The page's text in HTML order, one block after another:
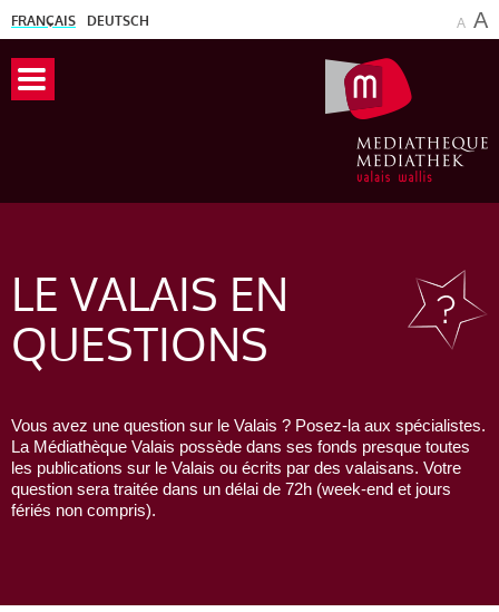
FRANÇAIS DEUTSCH A A
LE VALAIS EN
QUESTIONS
Vous avez une question sur le Valais ? Posez-la aux spécialistes.
La Médiathèque Valais possède dans ses fonds presque toutes
les publications sur le Valais ou écrits par des valaisans. Votre
question sera traitée dans un délai de 72h (week-end et jours
fériés non compris).